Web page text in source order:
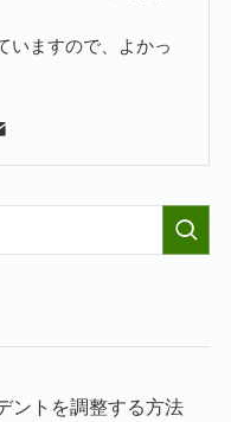
いますので、よかっ
ントを調整する方法